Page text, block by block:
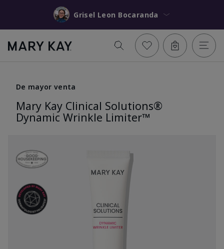
Grisel Leon Bocaranda
De mayor venta
Mary Kay Clinical Solutions®
Dynamic Wrinkle Limiter™